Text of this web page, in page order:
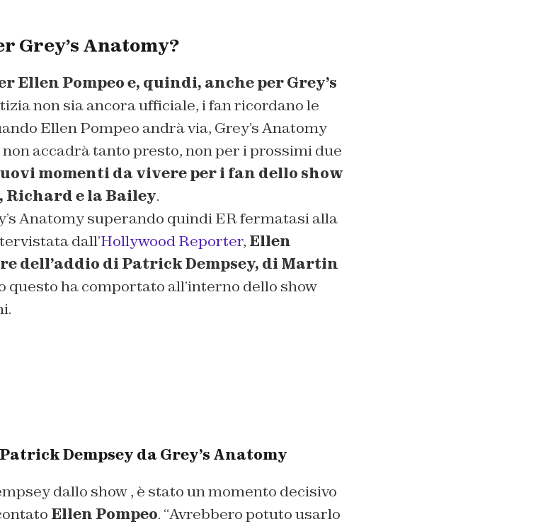
Grey’s Anatomy?
Ellen Pompeo e, quindi, anche per Grey’s
non sia ancora ufficiale, i fan ricordano le
Ellen Pompeo andrà via, Grey’s Anatomy
accadrà tanto presto, non per i prossimi due
momenti da vivere per i fan dello show
Richard e la Bailey.
Anatomy superando quindi ER fermatasi alla
dall’Hollywood Reporter, Ellen
dell’addio di Patrick Dempsey, di Martin
questo ha comportato all’interno dello show
Dempsey da Grey’s Anatomy
dallo show , è stato un momento decisivo
Ellen Pompeo. “Avrebbero potuto usarlo